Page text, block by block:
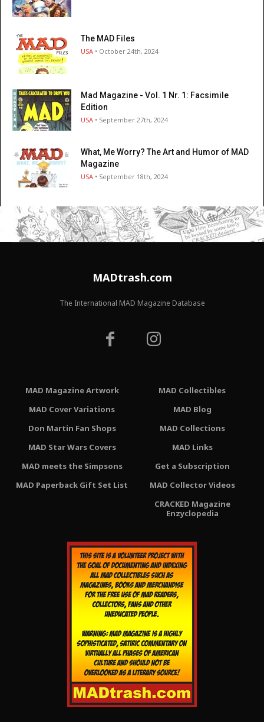
The MAD Files
USA • October 24th, 2024
Mad Magazine - Vol. 1 Nr. 1: Facsimile
Edition
USA • September 27th, 2024
What, Me Worry? The Art and Humor of MAD
Magazine
USA • September 18th, 2024
MADtrash.com
The International MAD Magazine Database
MAD Magazine Artwork
MAD Cover Variations
Don Martin Fan Shops
MAD Star Wars Covers
MAD meets the Simpsons
MAD Paperback Gift Set List
MAD Collectibles
MAD Blog
MAD Collections
MAD Links
Get a Subscription
MAD Collector Videos
CRACKED Magazine
Enzyclopedia